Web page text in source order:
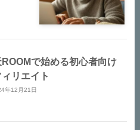
で始める初心者向け
リエイト
年12月21日